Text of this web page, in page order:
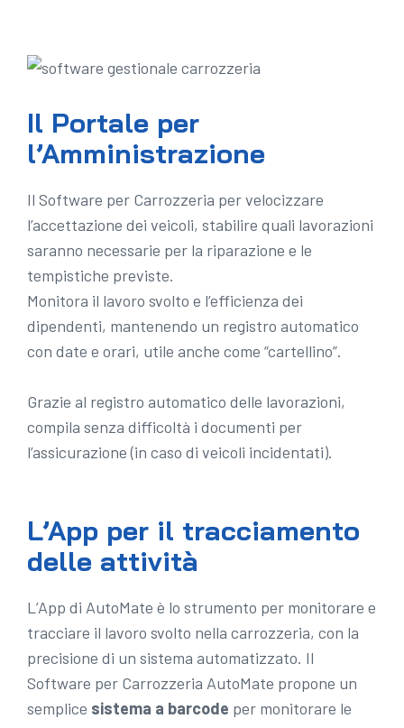
Il Portale per
l’Amministrazione
Il Software per Carrozzeria per velocizzare
l’accettazione dei veicoli, stabilire quali lavorazioni
saranno necessarie per la riparazione e le
tempistiche previste.
Monitora il lavoro svolto e l’efficienza dei
dipendenti, mantenendo un registro automatico
con date e orari, utile anche come “cartellino”.
Grazie al registro automatico delle lavorazioni,
compila senza difficoltà i documenti per
l’assicurazione (in caso di veicoli incidentati).
L’App per il tracciamento
delle attività
L’App di AutoMate è lo strumento per monitorare e
tracciare il lavoro svolto nella carrozzeria, con la
precisione di un sistema automatizzato. Il
Software per Carrozzeria AutoMate propone un
semplice sistema a barcode per monitorare le